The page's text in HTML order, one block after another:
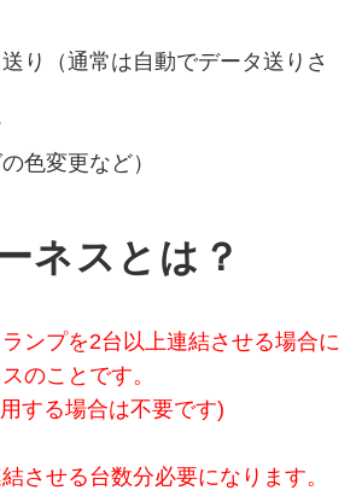
り（通常は自動でデータ送りさ
色変更など）
ネスとは？
ンプを2台以上連結させる場合に
のことです。
する場合は不要です)
させる台数分必要になります。